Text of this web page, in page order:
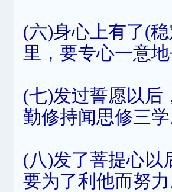
(六)身心上有了(
里，要专心一意
(七)发过誓愿以后
勤修持闻思修三
(八)发了菩提心以
要为了利他而努